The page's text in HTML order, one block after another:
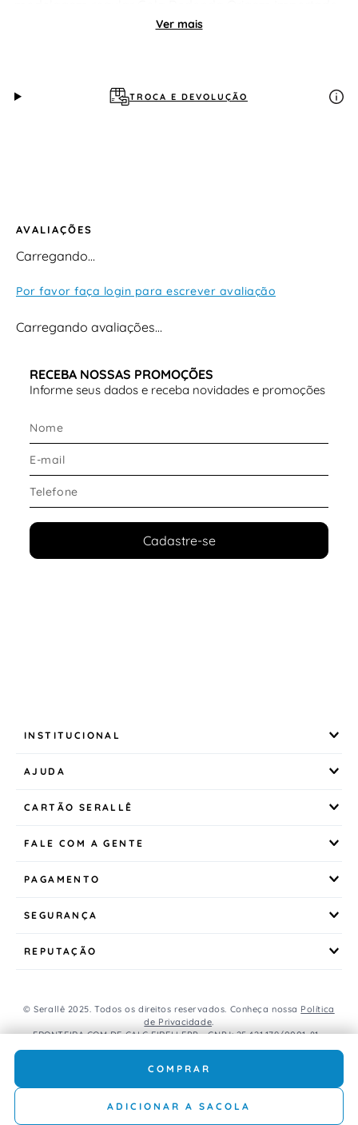
Ver mais
TROCA E DEVOLUÇÃO
AVALIAÇÕES
Carregando…
Por favor faça login para escrever avaliação
Carregando avaliações…
COMPRAR
ADICIONAR A SACOLA
RECEBA NOSSAS PROMOÇÕES
Informe seus dados e receba novidades e promoções
Cadastre-se
INSTITUCIONAL
AJUDA
CARTÃO SERALLÊ
FALE COM A GENTE
PAGAMENTO
SEGURANÇA
REPUTAÇÃO
© Serallê 2025. Todos os direitos reservados. Conheça nossa Política
de Privacidade.
FRONTEIRA COM DE CALC EIRELI EPP - CNPJ: 25.421.179/0001-81 -
Avenida Brasil, 456, Centro, CEP: 85.851-000, Foz do Iguaçu, PR, Brasil.
válido é o do carrinho de compras.